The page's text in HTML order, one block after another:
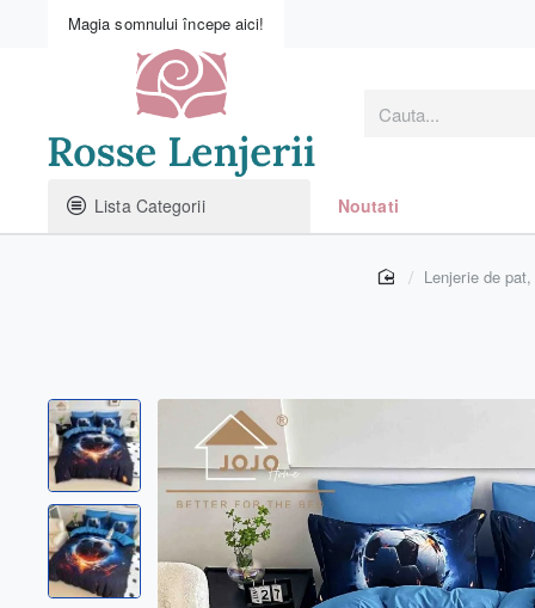
Magia somnului începe aici!
Cauta...
Lista Categorii Noutati
homeLenjerie de